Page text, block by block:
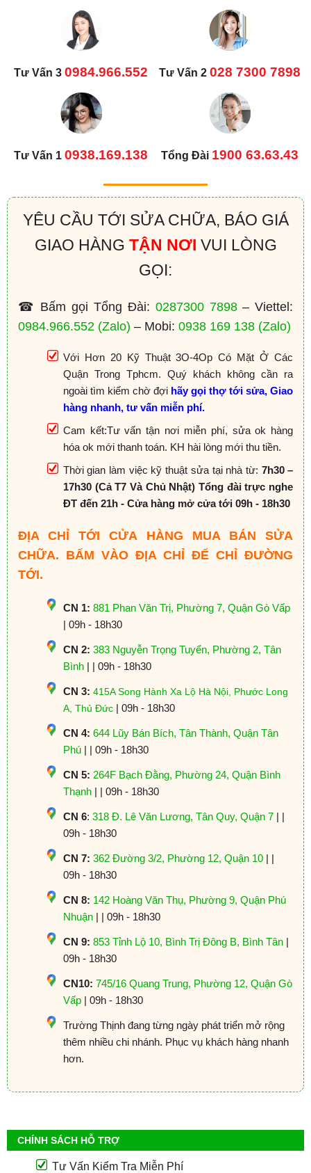
Tư Vấn 3 0984.966.552 Tư Vấn 2 028 7300 7898
Tư Vấn 1 0938.169.138 Tổng Đài 1900 63.63.43
YÊU CẦU TỚI SỬA CHỮA, BÁO GIÁ
GIAO HÀNG TẬN NƠI VUI LÒNG
GỌI:
☎ Bấm gọi Tổng Đài: 0287300 7898– Viettel:
0984.966.552 (Zalo) – Mobi: 0938 169 138 (Zalo)
Với Hơn 20 Kỹ Thuật 3O-4Op Có Mặt Ở Các
Quận Trong Tphcm. Quý khách không cần ra
ngoài tìm kiếm chờ đợi hãy gọi thợ tới sửa, Giao
hàng nhanh, tư vấn miễn phí.
Cam kết:Tư vấn tận nơi miễn phí, sửa ok hàng
hóa ok mới thanh toán. KH hài lòng mới thu tiền.
Thời gian làm việc kỹ thuật sửa tại nhà từ: 7h30 –
17h30 (Cả T7 Và Chủ Nhật) Tổng đài trực nghe
ĐT đến 21h - Cửa hàng mở cửa tới 09h - 18h30
ĐỊA CHỈ TỚI CỬA HÀNG MUA BÁN SỬA
CHỮA. BẤM VÀO ĐỊA CHỈ ĐỂ CHỈ ĐƯỜNG
TỚI.
CN 1: 881 Phan Văn Trị, Phường 7, Quận Gò Vấp
| 09h - 18h30
CN 2: 383 Nguyễn Trọng Tuyển, Phường 2, Tân
Bình| | 09h - 18h30
CN 3: 415A Song Hành Xa Lộ Hà Nội, Phước Long
A, Thủ Đức| 09h - 18h30
CN 4: 644 Lũy Bán Bích, Tân Thành, Quận Tân
Phú| | 09h - 18h30
CN 5: 264F Bạch Đằng, Phường 24, Quận Bình
Thạnh| | 09h - 18h30
CN 6: 318 Đ. Lê Văn Lương, Tân Quy, Quận 7| |
09h - 18h30
CN 7: 362 Đường 3/2, Phường 12, Quận 10| |
09h - 18h30
CN 8: 142 Hoàng Văn Thụ, Phường 9, Quận Phú
Nhuận| | 09h - 18h30
CN 9: 853 Tỉnh Lộ 10, Bình Trị Đông B, Bình Tân|
09h - 18h30
CN10: 745/16 Quang Trung, Phường 12, Quận Gò
Vấp| 09h - 18h30
Trường Thịnh đang từng ngày phát triển mở rộng
thêm nhiều chi nhánh. Phục vụ khách hàng nhanh
hơn.
CHÍNH SÁCH HỖ TRỢ
Tư Vấn Kiểm Tra Miễn Phí